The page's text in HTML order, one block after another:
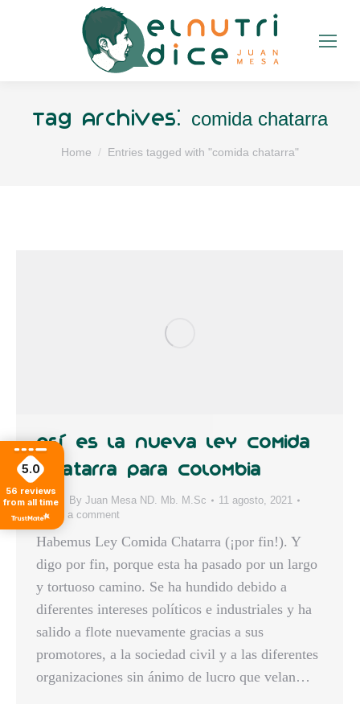
Tag Archives: comida chatarra
You are here:
Home Entries tagged with "comida chatarra"
Así es la nueva Ley Comida
Chatarra para Colombia
Blog By Juan Mesa ND. Mb. M.Sc
11 agosto, 2021
Leave a comment
Habemus Ley Comida Chatarra (¡por fin!). Y
digo por fin, porque esta ha pasado por un largo
y tortuoso camino. Se ha hundido debido a
diferentes intereses políticos e industriales y ha
salido a flote nuevamente gracias a sus
promotores, a la sociedad civil y a las diferentes
organizaciones sin ánimo de lucro que velan…
5.0
56 reviews
from all time